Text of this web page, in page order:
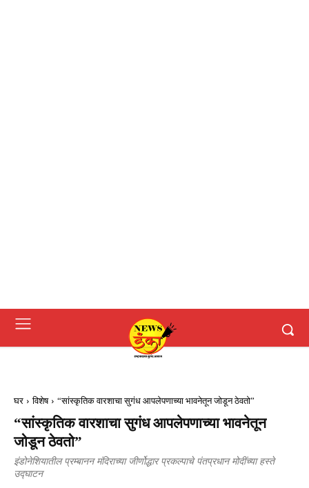
घर विशेष “सांस्कृतिक वारशाचा सुगंध आपलेपणाच्या भावनेतून जोडून ठेवतो”
“सांस्कृतिक वारशाचा सुगंध आपलेपणाच्या भावनेतून
जोडून ठेवतो”
इंडोनेशियातील प्रम्बानन मंदिराच्या जीर्णोद्धार प्रकल्पाचे पंतप्रधान मोदींच्या हस्ते
उद्घाटन